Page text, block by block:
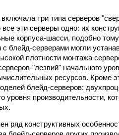
три типа серверов
эти серверы одно: их
корпуса-шасси, подобно тому
блейд-серверами могли
плотности монтажа
"лезвий" начального
ресурсов. Кроме
блейд-серверов:
производительности,
ряд конструктивных